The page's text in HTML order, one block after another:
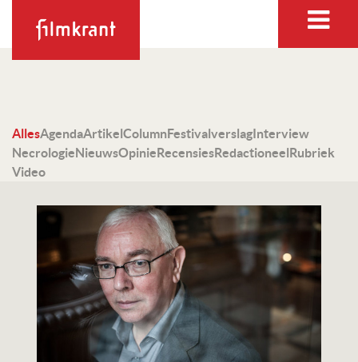
AllesAgendaArtikelColumnFestivalverslagInterview
NecrologieNieuwsOpinieRecensiesRedactioneelRubriek
Video